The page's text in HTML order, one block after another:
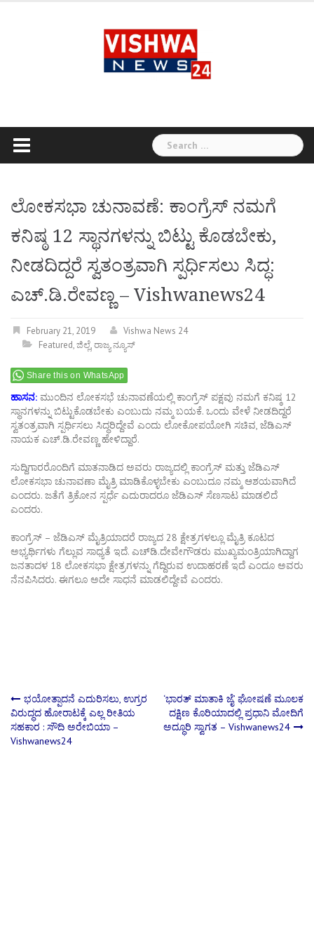
Search
for:
ಲೋಕಸಭಾ ಚುನಾವಣೆ: ಕಾಂಗ್ರೆಸ್‌ ನಮಗೆ
ಕನಿಷ್ಠ 12 ಸ್ಥಾನಗಳನ್ನು ಬಿಟ್ಟು ಕೊಡಬೇಕು,
ನೀಡದಿದ್ದರೆ ಸ್ವತಂತ್ರವಾಗಿ ಸ್ಪರ್ಧಿಸಲು ಸಿದ್ಧ:
ಎಚ್.ಡಿ.ರೇವಣ್ಣ – Vishwanews24
February 21, 2019
Vishwa News 24
Featured,ಜಿಲ್ಲೆ,ರಾಜ್ಯ ನ್ಯೂಸ್
Share this on WhatsApp
ಹಾಸನ: ಮುಂದಿನ ಲೋಕಸಭೆ ಚುನಾವಣೆಯಲ್ಲಿ ಕಾಂಗ್ರೆಸ್‌ ಪಕ್ಷವು ನಮಗೆ ಕನಿಷ್ಠ 12
ಸ್ಥಾನಗಳನ್ನು ಬಿಟ್ಟುಕೊಡಬೇಕು ಎಂಬುದು ನಮ್ಮ ಬಯಕೆ. ಒಂದು ವೇಳೆ ನೀಡದಿದ್ದರೆ
ಸ್ವತಂತ್ರವಾಗಿ ಸ್ಪರ್ಧಿಸಲು ಸಿದ್ಧರಿದ್ದೇವೆ ಎಂದು ಲೋಕೋಪಯೋಗಿ ಸಚಿವ, ಜೆಡಿಎಸ್‌
ನಾಯಕ ಎಚ್‌.ಡಿ.ರೇವಣ್ಣ ಹೇಳಿದ್ದಾರೆ.
ಸುದ್ದಿಗಾರರೊಂದಿಗೆ ಮಾತನಾಡಿದ ಅವರು ರಾಜ್ಯದಲ್ಲಿ ಕಾಂಗ್ರೆಸ್ ಮತ್ತು ಜೆಡಿಎಸ್
ಲೋಕಸಭಾ ಚುನಾವಣಾ ಮೈತ್ರಿ ಮಾಡಿಕೊಳ್ಳಬೇಕು ಎಂಬುದೂ ನಮ್ಮ ಆಶಯವಾಗಿದೆ
ಎಂದರು. ಜತೆಗೆ ತ್ರಿಕೋನ ಸ್ಪರ್ಧೆ ಎದುರಾದರೂ ಜೆಡಿಎಸ್ ಸೆಣಸಾಟ ಮಾಡಲಿದೆ
ಎಂದರು.
ಕಾಂಗ್ರೆಸ್‌ – ಜೆಡಿಎಸ್‌ ಮೈತ್ರಿಯಾದರೆ ರಾಜ್ಯದ 28 ಕ್ಷೇತ್ರಗಳಲ್ಲೂ ಮೈತ್ರಿ ಕೂಟದ
ಅಭ್ಯರ್ಥಿಗಳು ಗೆಲ್ಲುವ ಸಾಧ್ಯತೆ ಇದೆ. ಎಚ್‌ಡಿ.ದೇವೇಗೌಡರು ಮುಖ್ಯಮಂತ್ರಿಯಾಗಿದ್ದಾಗ
ಜನತಾದಳ 18 ಲೋಕಸಭಾ ಕ್ಷೇತ್ರಗಳನ್ನು ಗೆದ್ದಿರುವ ಉದಾಹರಣೆ ಇದೆ ಎಂದೂ ಅವರು
ನೆನಪಿಸಿದರು. ಈಗಲೂ ಅದೇ ಸಾಧನೆ ಮಾಡಲಿದ್ದೇವೆ ಎಂದರು.
Post
navigation
ಭಯೋತ್ಪಾದನೆ ಎದುರಿಸಲು, ಉಗ್ರರ
ವಿರುದ್ಧದ ಹೋರಾಟಕ್ಕೆ ಎಲ್ಲ ರೀತಿಯ
ಸಹಕಾರ : ಸೌದಿ ಅರೇಬಿಯಾ –
Vishwanews24
‘ಭಾರತ್ ಮಾತಾಕಿ ಜೈ’ ಘೋಷಣೆ ಮೂಲಕ
ದಕ್ಷಿಣ ಕೊರಿಯಾದಲ್ಲಿ ಪ್ರಧಾನಿ ಮೋದಿಗೆ
ಅದ್ಧೂರಿ ಸ್ವಾಗತ – Vishwanews24